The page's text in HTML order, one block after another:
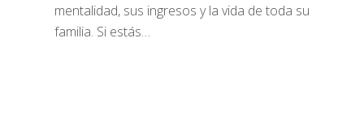
mentalidad, sus ingresos y la vida de toda su
familia. Si estás…